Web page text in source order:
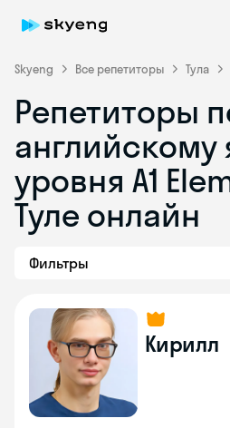
Skyeng Все репетиторы Тула
Репетиторы
английскому
уровня A1
Туле онлайн
Фильтры
Кирилл